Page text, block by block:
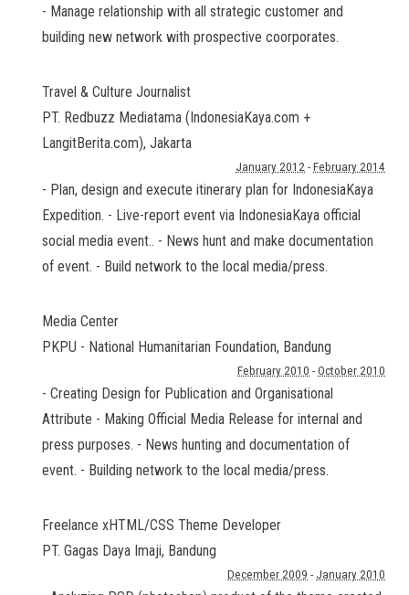
- Manage relationship with all strategic customer and
building new network with prospective coorporates.
Travel & Culture Journalist
PT. Redbuzz Mediatama (IndonesiaKaya.com +
LangitBerita.com), Jakarta
January 2012 - February 2014
- Plan, design and execute itinerary plan for IndonesiaKaya
Expedition. - Live-report event via IndonesiaKaya official
social media event.. - News hunt and make documentation
of event. - Build network to the local media/press.
Media Center
PKPU - National Humanitarian Foundation, Bandung
February 2010 - October 2010
- Creating Design for Publication and Organisational
Attribute - Making Official Media Release for internal and
press purposes. - News hunting and documentation of
event. - Building network to the local media/press.
Freelance xHTML/CSS Theme Developer
PT. Gagas Daya Imaji, Bandung
December 2009 - January 2010